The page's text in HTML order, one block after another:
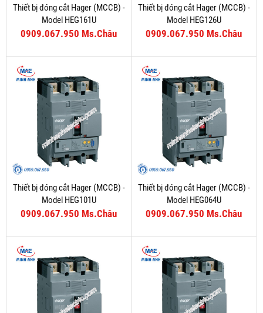
Thiết bị đóng cắt Hager (MCCB) -
Model HEG161U
0909.067.950 Ms.Châu
Thiết bị đóng cắt Hager (MCCB) -
Model HEG126U
0909.067.950 Ms.Châu
Thiết bị đóng cắt Hager (MCCB) -
Model HEG101U
0909.067.950 Ms.Châu
Thiết bị đóng cắt Hager (MCCB) -
Model HEG064U
0909.067.950 Ms.Châu